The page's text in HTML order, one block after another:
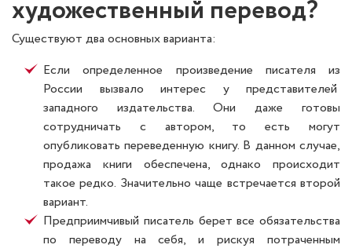
художественный перевод?
Существуют два основных варианта:
Если определенное произведение писателя из
России вызвало интерес у представителей
западного издательства. Они даже готовы
сотрудничать с автором, то есть могут
опубликовать переведенную книгу. В данном случае,
продажа книги обеспечена, однако происходит
такое редко. Значительно чаще встречается второй
вариант.
Предприимчивый писатель берет все обязательства
по переводу на себя, и рискуя потраченным